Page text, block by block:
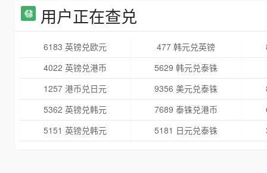
用户正在查兑
6183 英镑兑欧元 477 韩元兑英镑
4022 英镑兑港币
5629 韩元兑泰铢
1257 港币兑日元
9356 美元兑泰铢
5362 英镑兑韩元
7689 泰铢兑港币
5151 英镑兑韩元
5181 日元兑泰铢